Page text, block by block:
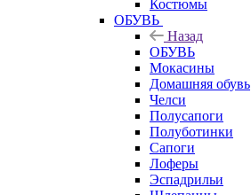
Костюмы
ОБУВЬ
Назад
ОБУВЬ
Мокасины
Домашняя обувь
Челси
Полусапоги
Полуботинки
Сапоги
Лоферы
Эспадрильи